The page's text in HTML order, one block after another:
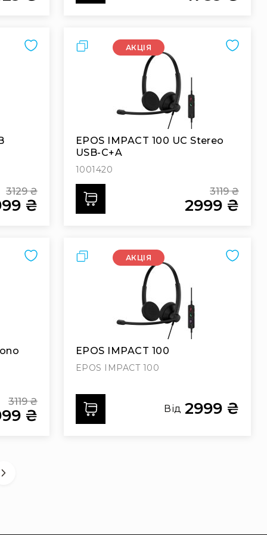
Price
Price
₴
Regular
Price
3129 ₴
ПорівнятиАКЦІЯ
EPOS IMPACT 100 UC Stereo
USB-C+A
1001420
2999 ₴
Regular
Price
3119 ₴
₴
Regular
Price
3119 ₴
ПорівнятиАКЦІЯ
EPOS IMPACT 100
EPOS IMPACT 100
Від 2999 ₴